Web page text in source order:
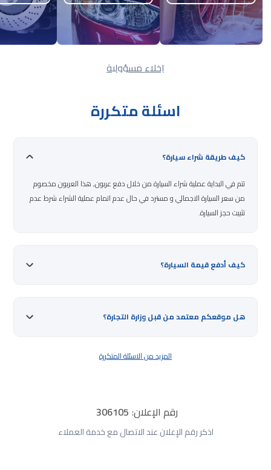
إخلاء مسؤولية
اسئلة متكررة
كيف طريقة شراء سيارة؟
تتم في البداية عملية شراء السيارة من خلال دفع عربون, هذا العربون مخصوم
من سعر السيارة الاجمالي و مسترد في حال عدم اتمام عملية الشراء شرط عدم
تثبيت حجز السيارة.
كيف أدفع قيمة السيارة؟
هل موقعكم معتمد من قبل وزارة التجارة؟
المزيد من الاسئلة المتكررة
رقم الإعلان: 306105
اذكر رقم الإعلان عند الاتصال مع خدمة العملاء